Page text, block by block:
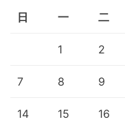
日
一 二
1 2
7 8 9
14 15 16